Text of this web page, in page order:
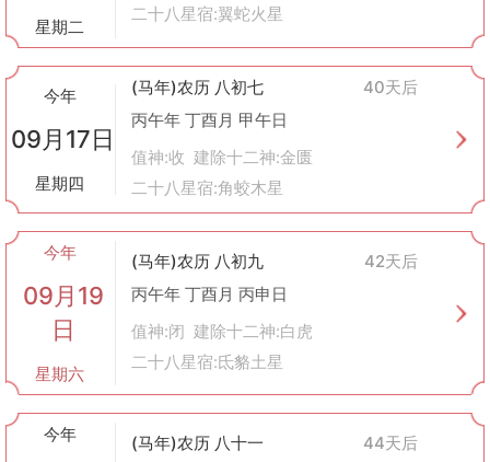
星期二
二十八星宿:翼蛇火星
今年
09月17日
星期四
(马年)农历 八初七
40天后
丙午年 丁酉月 甲午日
值神:收 建除十二神:金匮
二十八星宿:角蛟木星
今年
09月19
日
星期六
(马年)农历 八初九
42天后
丙午年 丁酉月 丙申日
值神:闭 建除十二神:白虎
二十八星宿:氐貉土星
今年 (马年)农历 八十一
44天后